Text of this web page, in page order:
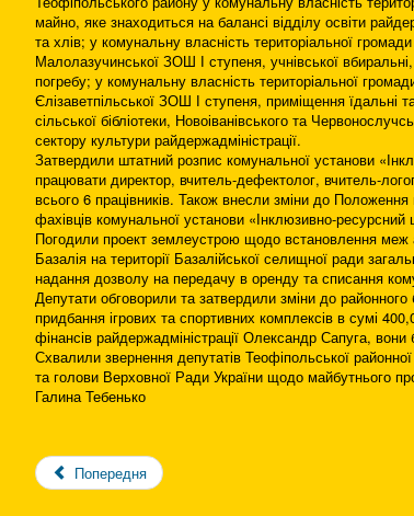
майно, яке знаходиться на балансі відділу освіти
та хлів; у комунальну власність територіальної
Малолазучинської ЗОШ І ступеня, учнівської
погребу; у комунальну власність територіальної
Єлізаветпільської ЗОШ І ступеня, приміщення їдальні
сільської бібліотеки, Новоіванівського та
сектору культури райдержадміністрації.
Затвердили штатний розпис комунальної установи
працювати директор, вчитель-дефектолог, вчитель-
всього 6 працівників. Також внесли зміни до
фахівців комунальної установи «Інклюзивно-ресурсний
Погодили проект землеустрою щодо встановлення меж
Базалія на території Базалійської селищної ради
надання дозволу на передачу в оренду та списання
Депутати обговорили та затвердили зміни до
придбання ігрових та спортивних комплексів в сумі
фінансів райдержадміністрації Олександр Сапуга,
Схвалили звернення депутатів Теофіпольської
та голови Верховної Ради України щодо майбутнього
Галина Тебенько
Попередня